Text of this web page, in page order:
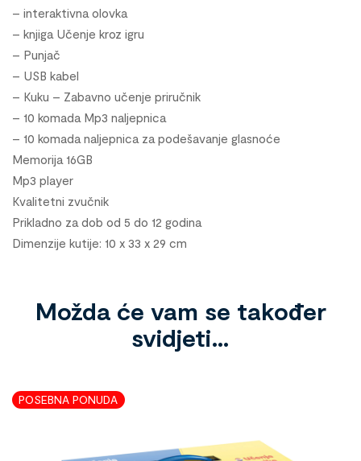
– interaktivna olovka
– knjiga Učenje kroz igru
– Punjač
– USB kabel
– Kuku – Zabavno učenje priručnik
– 10 komada Mp3 naljepnica
– 10 komada naljepnica za podešavanje glasnoće
Memorija 16GB
Mp3 player
Kvalitetni zvučnik
Prikladno za dob od 5 do 12 godina
Dimenzije kutije: 10 x 33 x 29 cm
Možda će vam se također
svidjeti…
POSEBNA PONUDA